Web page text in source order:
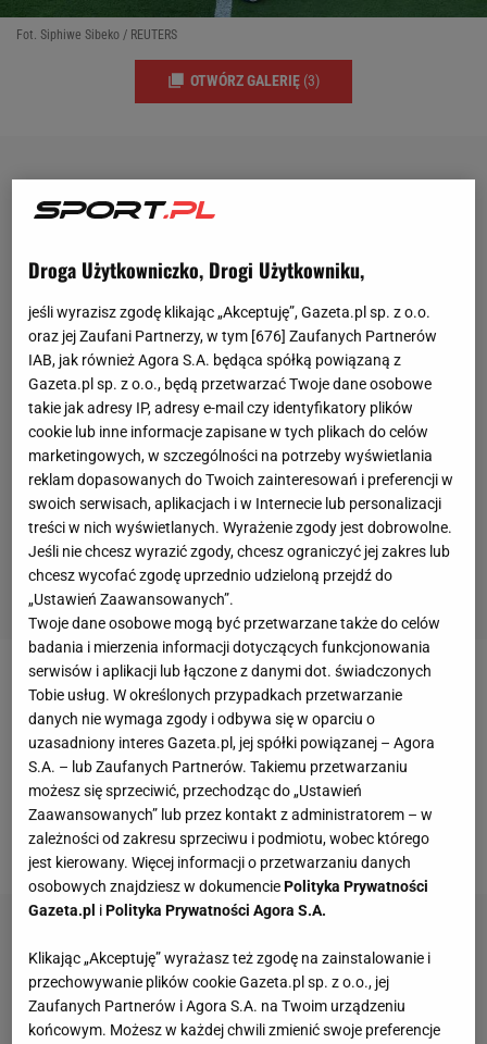
Fot. Siphiwe Sibeko / REUTERS
OTWÓRZ GALERIĘ (3)
To był pierwszy występ Polaków na mistrzostwach
świata. Szymon Marciniak oraz jego asystenci -
Tomasz Listkiewicz i Adam Kupsik - oraz szef ekipy
VAR - Tomasz Kwiatkowski - byli sędziami
aktualnychmistrzów świata- Argentyńczyków z
Algierią.
Droga Użytkowniczko, Drogi Użytkowniku,
jeśli wyrazisz zgodę klikając „Akceptuję”, Gazeta.pl sp. z o.o.
oraz jej Zaufani Partnerzy, w tym [676] Zaufanych Partnerów
IAB, jak również Agora S.A. będąca spółką powiązaną z
Gazeta.pl sp. z o.o., będą przetwarzać Twoje dane osobowe
takie jak adresy IP, adresy e-mail czy identyfikatory plików
cookie lub inne informacje zapisane w tych plikach do celów
marketingowych, w szczególności na potrzeby wyświetlania
reklam dopasowanych do Twoich zainteresowań i preferencji w
swoich serwisach, aplikacjach i w Internecie lub personalizacji
treści w nich wyświetlanych. Wyrażenie zgody jest dobrowolne.
Jeśli nie chcesz wyrazić zgody, chcesz ograniczyć jej zakres lub
chcesz wycofać zgodę uprzednio udzieloną przejdź do
„Ustawień Zaawansowanych”.
Twoje dane osobowe mogą być przetwarzane także do celów
badania i mierzenia informacji dotyczących funkcjonowania
serwisów i aplikacji lub łączone z danymi dot. świadczonych
Tobie usług. W określonych przypadkach przetwarzanie
danych nie wymaga zgody i odbywa się w oparciu o
uzasadniony interes Gazeta.pl, jej spółki powiązanej – Agora
S.A. – lub Zaufanych Partnerów. Takiemu przetwarzaniu
możesz się sprzeciwić, przechodząc do „Ustawień
Zaawansowanych” lub przez kontakt z administratorem – w
zależności od zakresu sprzeciwu i podmiotu, wobec którego
jest kierowany. Więcej informacji o przetwarzaniu danych
osobowych znajdziesz w dokumenciePolityka Prywatności
Gazeta.pl iPolityka Prywatności Agora S.A.
Klikając „Akceptuję” wyrażasz też zgodę na zainstalowanie i
przechowywanie plików cookie Gazeta.pl sp. z o.o., jej
Zaufanych Partnerów i Agora S.A. na Twoim urządzeniu
końcowym. Możesz w każdej chwili zmienić swoje preferencje